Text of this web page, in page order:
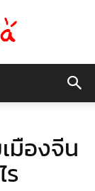
มืองจีน
ร